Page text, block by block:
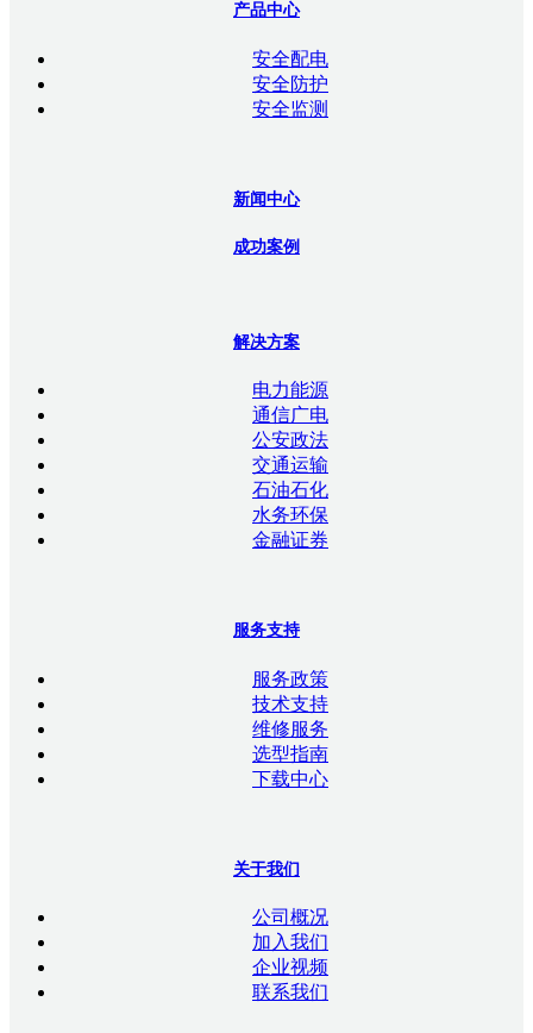
产品中心
安全配电
安全防护
安全监测
新闻中心
成功案例
解决方案
电力能源
通信广电
公安政法
交通运输
石油石化
水务环保
金融证券
服务支持
服务政策
技术支持
维修服务
选型指南
下载中心
关于我们
公司概况
加入我们
企业视频
联系我们